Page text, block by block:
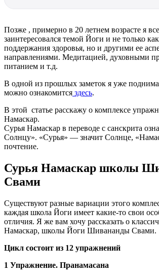
Позже , примерно в 20 летнем возрасте я
заинтересовался темой Йоги и не только
поддержания здоровья, но и другими ее
направлениями. Медитацией, духовными
питанием и т.д.
В одной из прошлых заметок я уже
можно ознакомится здесь.
В этой статье расскажу о комплексе
Намаскар.
Сурья Намаскар в переводе с санскрита
Солнцу». «Сурья» — значит Солнце,
почтение.
Сурья Намаскар школы
Свами
Существуют разные вариации этого
каждая школа Йоги имеет какие-то свои
отличия. Я же вам хочу рассказать о
Намаскар, школы Йоги Шивананды Свами.
Цикл состоит из 12 упражнений
1 Упражнение. Пранамасана